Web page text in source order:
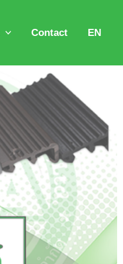
Contact EN